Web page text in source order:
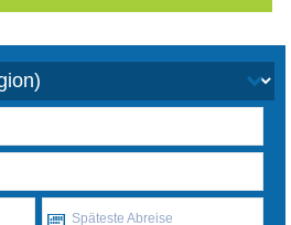
Späteste Abreise